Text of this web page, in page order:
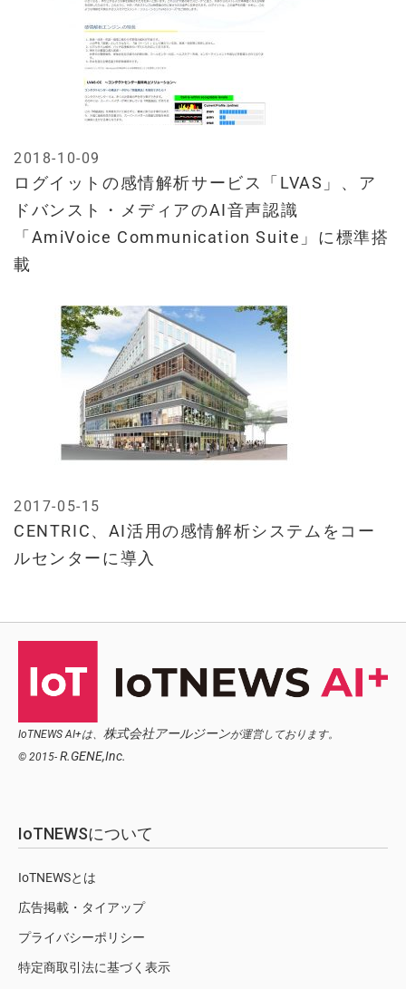
ログイットの感情解析サービス「LVAS」、ア
ドバンスト・メディアのAI音声認識
「AmiVoice Communication Suite」に標準搭
載
2018-10-09
CENTRIC、AI活用の感情解析システムをコー
ルセンターに導入
2017-05-15
IoTNEWS AI+は、 株式会社アールジーンが運営しております。
© 2015- R.GENE,Inc.
IoTNEWSについて
IoTNEWSとは
広告掲載・タイアップ
プライバシーポリシー
特定商取引法に基づく表示